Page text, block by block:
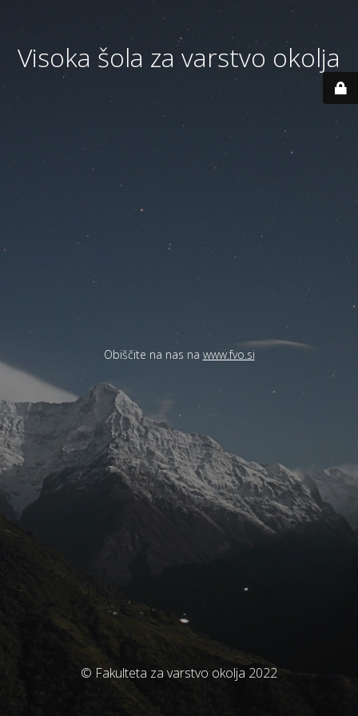
Visoka šola za varstvo okolja
Obiščite na nas na www.fvo.si
© Fakulteta za varstvo okolja 2022